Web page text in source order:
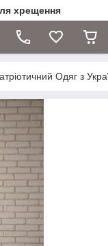
хрещення
Одяг з